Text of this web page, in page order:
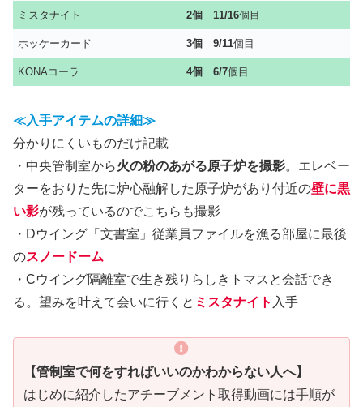
ミスタナイト 2個 11/16個目
ホッケーカード 3個 9/11個目
KONAコーラ 4個 6/7個目
≪入手アイテムの詳細≫
分かりにくいものだけ記載
・中央管制室から火の粉のあがる原子炉を撮影。エレベー
ターをおりた先に炉心融解した原子炉があり付近の壁に黒
い影が残っているのでこちらも撮影
・Dウイング「文書室」従業員ファイルを漁る部屋に最後
のスノードーム
・Cウイング隔離室で生き残りらしきトマスと会話でき
る。望みを叶えて会いに行くと ミスタナイト 入手
【管制室で何をすればいいのかわからない人へ】
はじめに紹介したアチーブメント取得動画には手順が